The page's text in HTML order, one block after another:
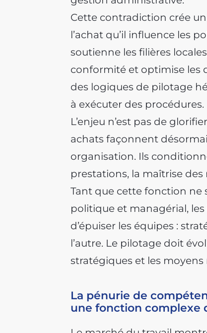
Cette contradiction crée
l’achat qu’il influence les
soutienne les filières
conformité et optimise les
des logiques de pilotage
à exécuter des procédures.
L’enjeu n’est pas de
achats façonnent
organisation. Ils
prestations, la maîtrise
Tant que cette fonction ne
politique et managérial,
d’épuiser les équipes :
l’autre. Le pilotage doit
stratégiques et les moyens
La pénurie de
une fonction complexe